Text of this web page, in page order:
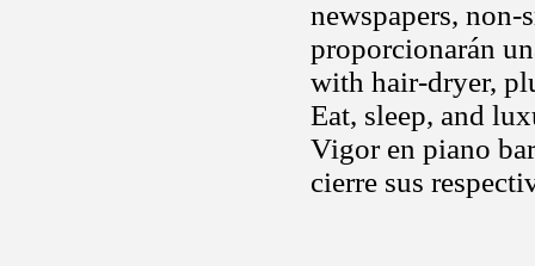
newspapers,
proporcionarán
with hair-dryer,
Eat, sleep, and
Vigor en piano
cierre sus